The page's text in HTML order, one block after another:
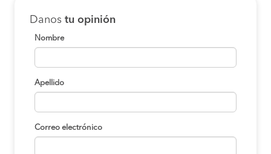
Danos tu opinión
Nombre
Apellido
Correo electrónico